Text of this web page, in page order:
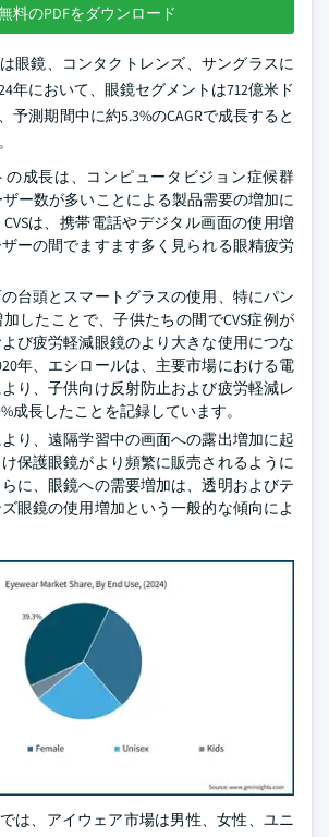
料のPDFをダウンロード
眼鏡、コンタクトレンズ、サングラスに
年において、眼鏡セグメントは712億米ド
予測期間中に約5.3%のCAGRで成長すると
の成長は、コンピュータビジョン症候群
ザー数が多いことによる製品需要の増加に
は、携帯電話やデジタル画面の使用増
ーの間でますます多く見られる眼精疲労
台頭とスマートグラスの使用、特にパン
したことで、子供たちの間でCVS症例が
び疲労軽減眼鏡のより大きな使用につな
年、エシロールは、主要市場における電
り、子供向け反射防止および疲労軽減レ
成長したことを記録しています。
り、遠隔学習中の画面への露出増加に起
保護眼鏡がより頻繁に販売されるように
に、眼鏡への需要増加は、透明およびテ
眼鏡の使用増加という一般的な傾向によ
は、アイウェア市場は男性、女性、ユニ